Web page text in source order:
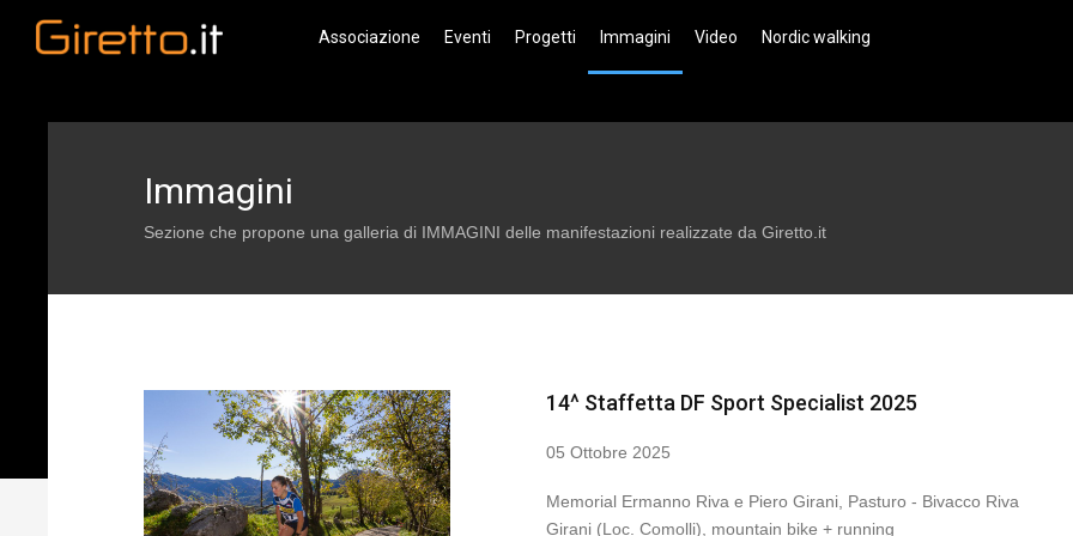
Associazione Eventi Progetti Immagini Video Nordic walking
Immagini
Sezione che propone una galleria di IMMAGINI delle manifestazioni realizzate da Giretto.it
14^ Staffetta DF Sport Specialist 2025
05 Ottobre 2025
Memorial Ermanno Riva e Piero Girani, Pasturo - Bivacco Riva
Girani (Loc. Comolli), mountain bike + running